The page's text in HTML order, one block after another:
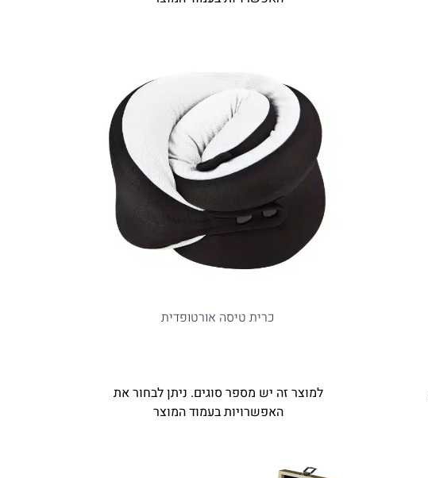
כרית טיסה אורטופדית
למוצר זה יש מספר סוגים. ניתן לבחור את
האפשרויות בעמוד המוצר